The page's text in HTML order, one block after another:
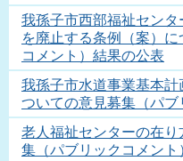
我孫子市西部福祉セン
を廃止する条例（案）
コメント）結果の公表
我孫子市水道事業基本
ついての意見募集（パ
老人福祉センターの在
集（パブリックコメント